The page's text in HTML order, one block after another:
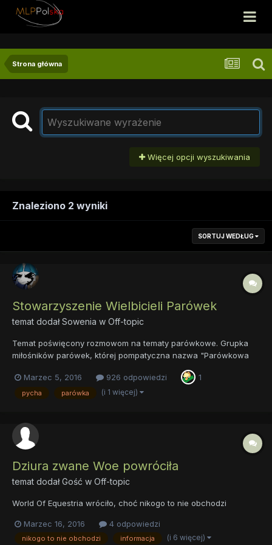
Strona główna
Więcej opcji wyszukiwania
Znaleziono 2 wyniki
SORTUJ WEDŁUG
Stowarzyszenie Wielbicieli Parówek
temat dodałSowenia w Off-topic
Temat poświęcony rozmowom na tematy parówkowe. Grupka
miłośników parówek, której pompatyczna nazwa "Parówkowa
Stowarzyszenie Wielbicieli Parówek, w skrócie SWP. Jej
członkowie: Parówy. Tutaj prowadzimy parówkowe...
Marzec 5, 2016 926 odpowiedzi 1
pycha parówka (i 1 więcej)
Dziura zwane Woe powróciła
temat dodał Gość w Off-topic
World Of Equestria wróciło, choć nikogo to nie obchodzi
Marzec 16, 2016 4 odpowiedzi
nikogo to nie obchodzi informacja (i 6 więcej)